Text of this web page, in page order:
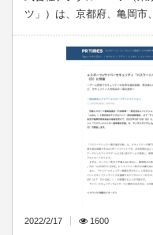
ツ」）は、京都府、亀岡
2022/2/17 1600